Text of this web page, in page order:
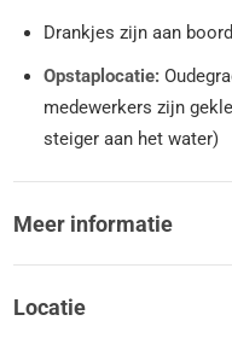
Drankjes zijn aan
Opstaplocatie:
medewerkers zijn
steiger aan het water)
Meer informatie
Locatie